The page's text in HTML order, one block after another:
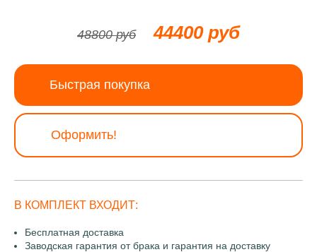
48800 руб 44400 руб
Быстрая покупка
Оформить!
В КОМПЛЕКТ ВХОДИТ:
Бесплатная доставка
Заводская гарантия от брака и гарантия на доставку